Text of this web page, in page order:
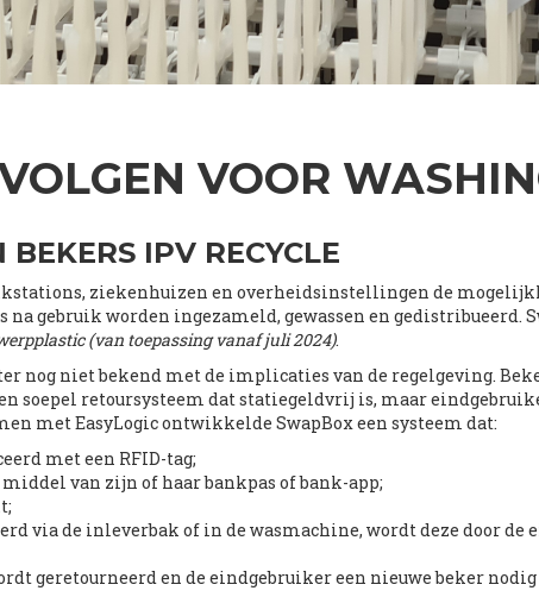
VOOR
IPV RECYCLE
ziekenhuizen en overheidsinstellingen de
na gebruik worden ingezameld, gewassen en gedistribueerd.
(van toepassing vanaf juli 2024).
nog niet bekend met de implicaties van de regelgeving.
soepel retoursysteem dat statiegeldvrij is, maar
met EasyLogic ontwikkelde SwapBox een systeem dat:
met een RFID-tag;
van zijn of haar bankpas of bank-app;
via de inleverbak of in de wasmachine, wordt deze door
geretourneerd en de eindgebruiker een nieuwe beker